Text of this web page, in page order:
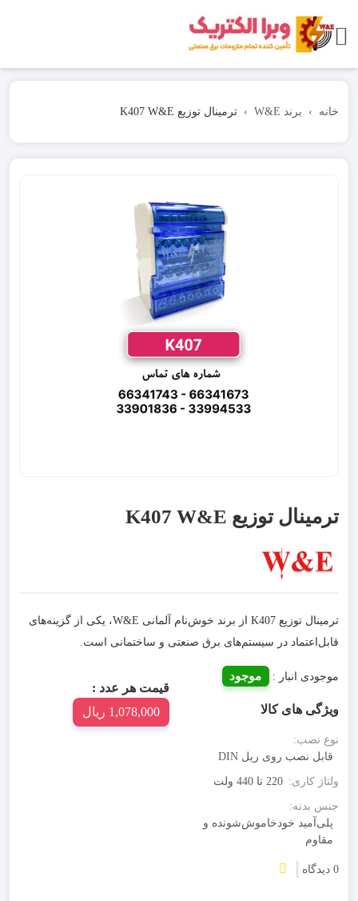
خانه برند W&E ترمینال توزیع K407 W&E
ترمینال توزیع K407 W&E
ترمینال توزیع K407 از برند خوش‌نام آلمانی W&E، یکی از گزینه‌های
قابل‌اعتماد در سیستم‌های برق صنعتی و ساختمانی است.
موجودی انبار : موجود
ویژگی های کالا
نوع نصب:
قابل نصب روی ریل DIN
ولتاژ کاری: 220 تا 440 ولت
جنس بدنه:
پلی‌آمید خودخاموش‌شونده و
مقاوم
قیمت هر عدد :
1,078,000 ریال
0 دیدگاه